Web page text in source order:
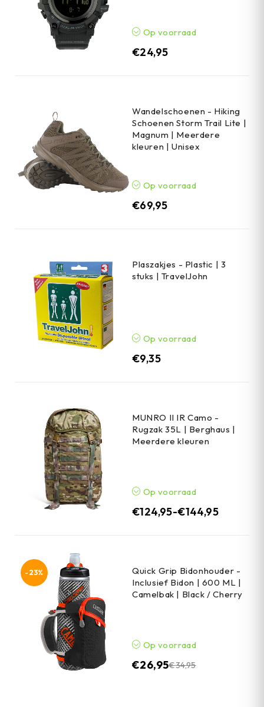
Op voorraad
€24,95
Wandelschoenen - Hiking
Schoenen Storm Trail Lite |
Magnum | Meerdere
kleuren | Unisex
Op voorraad
€69,95
Plaszakjes - Plastic | 3
stuks | TravelJohn
Op voorraad
€9,35
MUNRO II IR Camo -
Rugzak 35L | Berghaus |
Meerdere kleuren
Op voorraad
€124,95-€144,95
-23%
Quick Grip Bidonhouder -
Inclusief Bidon | 600 ML |
Camelbak | Black / Cherry
Op voorraad
€34,95
€26,95